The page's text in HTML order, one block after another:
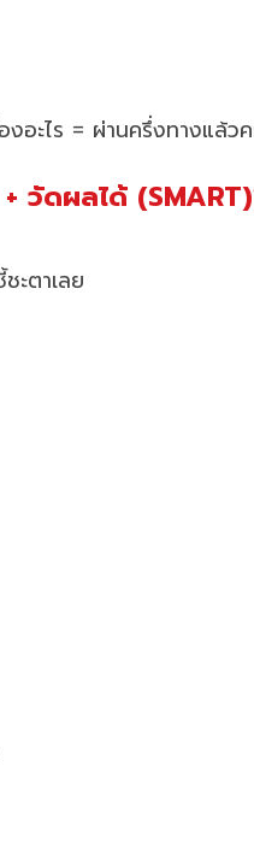
งอะไร = ผ่านครึ่งทางแล้ว
วัดผลได้
ะตาเลย